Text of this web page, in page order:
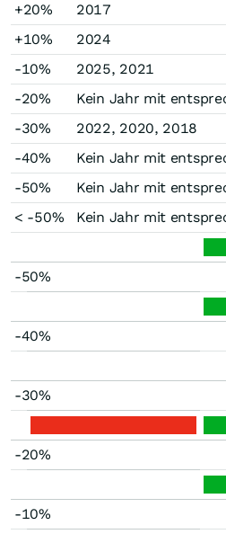
+20%
2017
+10%
2024
-10%
2025, 2021
-20%
Kein Jahr mit
-30%
2022, 2020, 2018
-40%
Kein Jahr mit
-50%
Kein Jahr mit
< -50%
Kein Jahr mit
-50%
-40%
-30%
-20%
-10%